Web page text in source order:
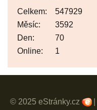
Online: 1
Celkem:
547929
Měsíc:
3592
Den:
70
© 2025 eStránky.cz